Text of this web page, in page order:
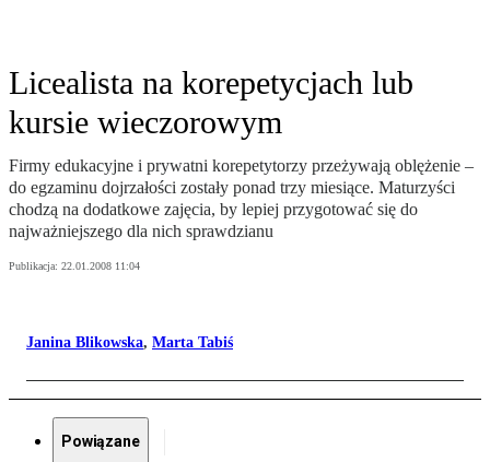
Licealista na korepetycjach lub
kursie wieczorowym
Firmy edukacyjne i prywatni korepetytorzy przeżywają oblężenie –
do egzaminu dojrzałości zostały ponad trzy miesiące. Maturzyści
chodzą na dodatkowe zajęcia, by lepiej przygotować się do
najważniejszego dla nich sprawdzianu
Publikacja: 22.01.2008 11:04
Janina Blikowska, Marta Tabiś
Powiązane